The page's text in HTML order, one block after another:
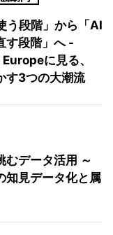
う段階」から「AI
す段階」へ -
に見る、
す3つの大潮流
むデータ活用 ～
知見データ化と属